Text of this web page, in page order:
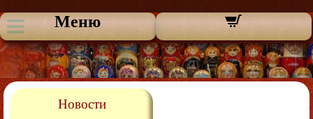
Меню
Новости